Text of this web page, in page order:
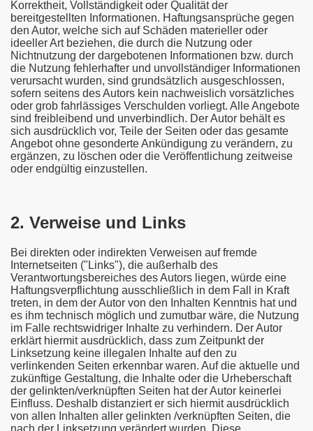
Korrektheit, Vollständigkeit oder Qualität der
bereitgestellten Informationen. Haftungsansprüche gegen
den Autor, welche sich auf Schäden materieller oder
ideeller Art beziehen, die durch die Nutzung oder
Nichtnutzung der dargebotenen Informationen bzw. durch
die Nutzung fehlerhafter und unvollständiger Informationen
verursacht wurden, sind grundsätzlich ausgeschlossen,
sofern seitens des Autors kein nachweislich vorsätzliches
oder grob fahrlässiges Verschulden vorliegt. Alle Angebote
sind freibleibend und unverbindlich. Der Autor behält es
sich ausdrücklich vor, Teile der Seiten oder das gesamte
Angebot ohne gesonderte Ankündigung zu verändern, zu
ergänzen, zu löschen oder die Veröffentlichung zeitweise
oder endgültig einzustellen.
2. Verweise und Links
Bei direkten oder indirekten Verweisen auf fremde
Internetseiten ("Links"), die außerhalb des
Verantwortungsbereiches des Autors liegen, würde eine
Haftungsverpflichtung ausschließlich in dem Fall in Kraft
treten, in dem der Autor von den Inhalten Kenntnis hat und
es ihm technisch möglich und zumutbar wäre, die Nutzung
im Falle rechtswidriger Inhalte zu verhindern. Der Autor
erklärt hiermit ausdrücklich, dass zum Zeitpunkt der
Linksetzung keine illegalen Inhalte auf den zu
verlinkenden Seiten erkennbar waren. Auf die aktuelle und
zukünftige Gestaltung, die Inhalte oder die Urheberschaft
der gelinkten/verknüpften Seiten hat der Autor keinerlei
Einfluss. Deshalb distanziert er sich hiermit ausdrücklich
von allen Inhalten aller gelinkten /verknüpften Seiten, die